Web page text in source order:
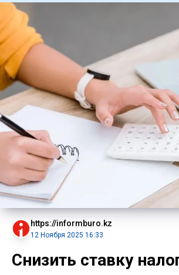
https://informburo.kz
12 Ноября 2025 16:33
Cнизить ставку